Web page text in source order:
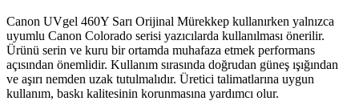
Canon UVgel 460Y Sarı Orijinal Mürekkep kullanırken yalnızca
uyumlu Canon Colorado serisi yazıcılarda kullanılması önerilir.
Ürünü serin ve kuru bir ortamda muhafaza etmek performans
açısından önemlidir. Kullanım sırasında doğrudan güneş ışığından
ve aşırı nemden uzak tutulmalıdır. Üretici talimatlarına uygun
kullanım, baskı kalitesinin korunmasına yardımcı olur.